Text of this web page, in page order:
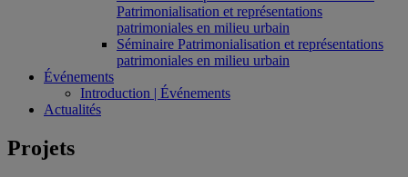
Patrimonialisation et représentations
patrimoniales en milieu urbain
Séminaire Patrimonialisation et représentations
patrimoniales en milieu urbain
Événements
Introduction | Événements
Actualités
Projets